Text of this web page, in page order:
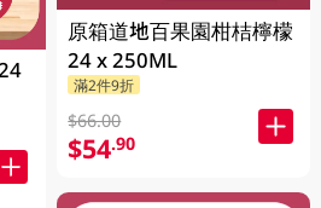
原箱道地百果園柑桔檸檬
24 x 250ML
滿2件9折
$66.00
$54.90